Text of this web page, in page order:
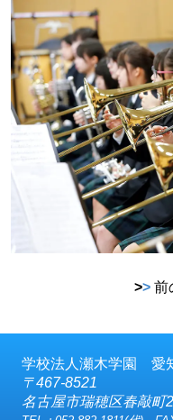
>> 前
学校法人瀬木学園 愛
〒467-8521
名古屋市瑞穂区春敲町